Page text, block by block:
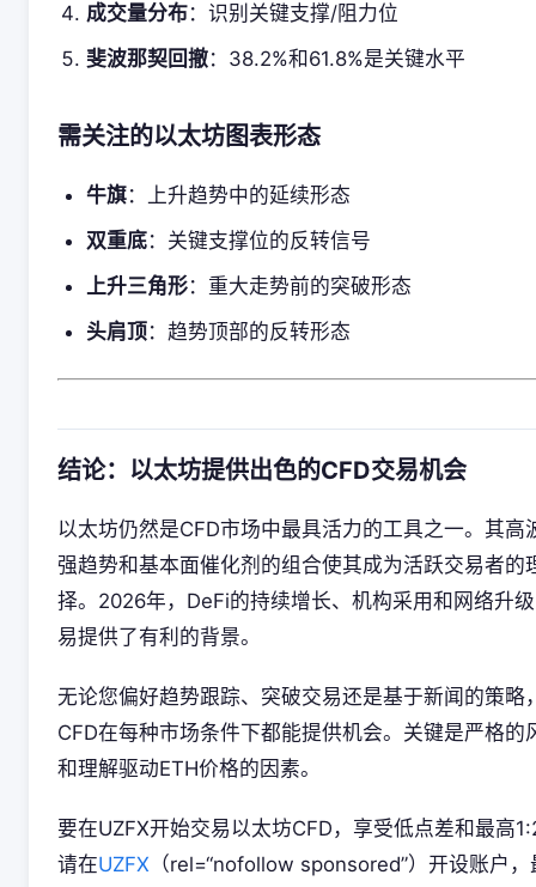
成交量分布：识别关键支撑/阻力位
斐波那契回撤：38.2%和61.8%是关键水平
需关注的以太坊图表形态
牛旗：上升趋势中的延续形态
双重底：关键支撑位的反转信号
上升三角形：重大走势前的突破形态
头肩顶：趋势顶部的反转形态
结论：以太坊提供出色的CFD交易机会
以太坊仍然是CFD市场中最具活力的工具之一。其高
强趋势和基本面催化剂的组合使其成为活跃交易者的
择。2026年，DeFi的持续增长、机构采用和网络升
易提供了有利的背景。
无论您偏好趋势跟踪、突破交易还是基于新闻的策略
CFD在每种市场条件下都能提供机会。关键是严格的
和理解驱动ETH价格的因素。
要在UZFX开始交易以太坊CFD，享受低点差和最高
请在UZFX （rel=“nofollow sponsored”）开设账户